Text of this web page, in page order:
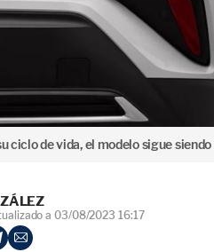
ciclo de vida, el modelo sigue
a 03/08/2023 16:17